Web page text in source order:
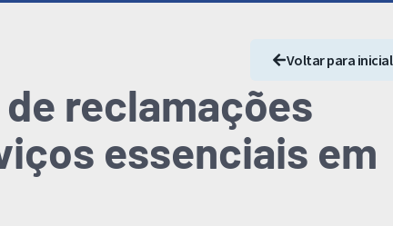
Voltar para inicial
de reclamações
essenciais em